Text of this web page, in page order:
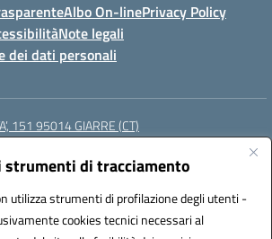
strumenti di tracciamento
utilizza strumenti di profilazione degli utenti -
cookies tecnici necessari al
Albo On-linePrivacy Policy
Note legali
dei dati personali
151 95014 GIARRE (CT)
(PEC):ctmm151004@pec.istruzione.it
CTMM151004
Amministrazioni (IPA): cpiacd